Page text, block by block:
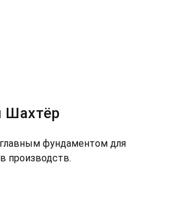
Шахтёр
фундаментом для
производств.